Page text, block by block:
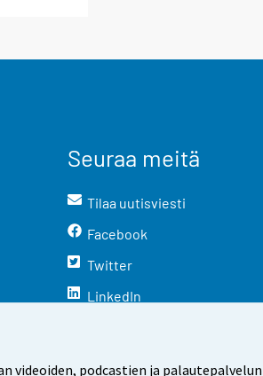
podcastien ja
Seuraa meitä
Tilaa uutisviesti
Facebook
Twitter
LinkedIn